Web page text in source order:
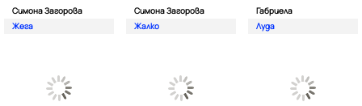
Симона Загорова
Жега
Симона Загорова
Жалко
Габриела
Луда